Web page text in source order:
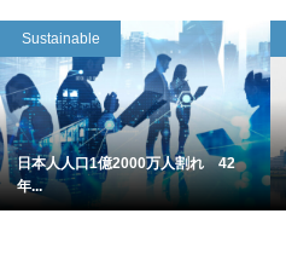
Sustainable
日本人人口1億2000万人割れ 42
年...